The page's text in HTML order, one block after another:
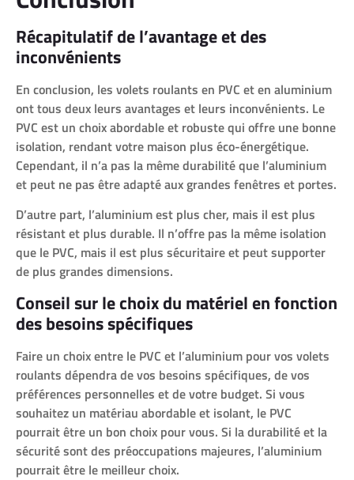
Récapitulatif de l’avantage et des
inconvénients
En conclusion, les volets roulants en PVC et en aluminium
ont tous deux leurs avantages et leurs inconvénients. Le
PVC est un choix abordable et robuste qui offre une bonne
isolation, rendant votre maison plus éco-énergétique.
Cependant, il n’a pas la même durabilité que l’aluminium
et peut ne pas être adapté aux grandes fenêtres et portes.
D’autre part, l’aluminium est plus cher, mais il est plus
résistant et plus durable. Il n’offre pas la même isolation
que le PVC, mais il est plus sécuritaire et peut supporter
de plus grandes dimensions.
Conseil sur le choix du matériel en fonction
des besoins spécifiques
Faire un choix entre le PVC et l’aluminium pour vos volets
roulants dépendra de vos besoins spécifiques, de vos
préférences personnelles et de votre budget. Si vous
souhaitez un matériau abordable et isolant, le PVC
pourrait être un bon choix pour vous. Si la durabilité et la
sécurité sont des préoccupations majeures, l’aluminium
pourrait être le meilleur choix.